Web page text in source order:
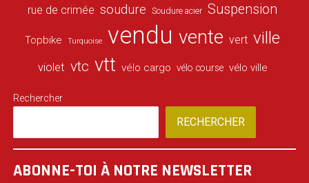
rue de crimée soudure Soudure acier Suspension
Topbike Turquoise vendu vente vert ville
violet vtc vtt vélo cargo vélo course vélo ville
Rechercher
RECHERCHER
ABONNE-TOI À NOTRE NEWSLETTER